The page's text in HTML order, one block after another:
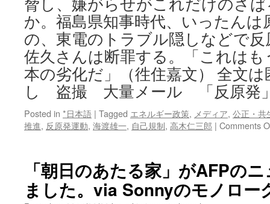
か。福島県知事時代、いったん
の、東電のトラブル隠しなどで
佐久さんは断罪する。「これは
本の劣化だ」（徃住嘉文） 全
し 盗撮 大量メール 「反原発
Posted in *日本語 | Tagged エネルギー政策, メディア, 公正・共
推進, 反原発運動, 海渡雄一, 自己規制, 高木仁三郎 | Comments
「朝日のあたる家」がAFPの
ました。via Sonnyのモノロー